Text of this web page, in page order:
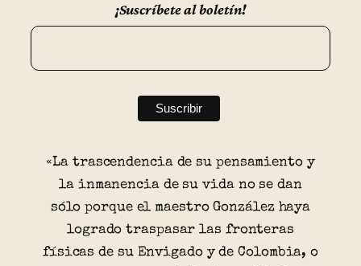
¡Suscríbete al boletín!
«La trascendencia de su pensamiento y
la inmanencia de su vida no se dan
sólo porque el maestro González haya
logrado traspasar las fronteras
físicas de su Envigado y de Colombia, o